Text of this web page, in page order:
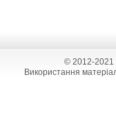
© 2012-2021
Використання